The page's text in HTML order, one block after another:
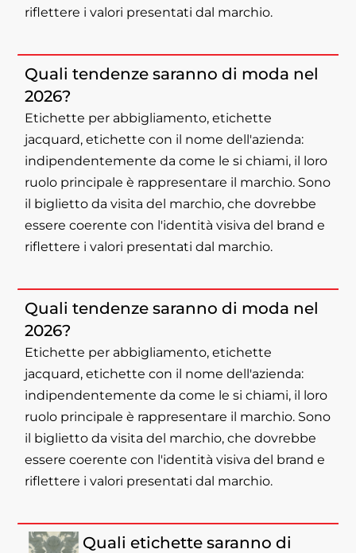
riflettere i valori presentati dal marchio.
Quali tendenze saranno di moda nel
2026?
Etichette per abbigliamento, etichette
jacquard, etichette con il nome dell'azienda:
indipendentemente da come le si chiami, il loro
ruolo principale è rappresentare il marchio. Sono
il biglietto da visita del marchio, che dovrebbe
essere coerente con l'identità visiva del brand e
riflettere i valori presentati dal marchio.
Quali tendenze saranno di moda nel
2026?
Etichette per abbigliamento, etichette
jacquard, etichette con il nome dell'azienda:
indipendentemente da come le si chiami, il loro
ruolo principale è rappresentare il marchio. Sono
il biglietto da visita del marchio, che dovrebbe
essere coerente con l'identità visiva del brand e
riflettere i valori presentati dal marchio.
Quali etichette saranno di